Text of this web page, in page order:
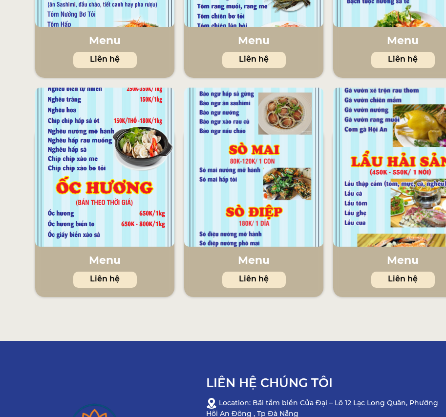
Menu
Liên hệ
Menu
Liên hệ
Menu
Liên hệ
Menu
Liên hệ
Menu
Liên hệ
Menu
Liên hệ
LIÊN HỆ CHÚNG TÔI
Location: Bãi tắm biển Cửa Đại – Lô 12 Lạc Long Quân, Phường
Hội An Đông , Tp Đà Nẵng